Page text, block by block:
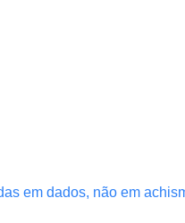
em dados, não em